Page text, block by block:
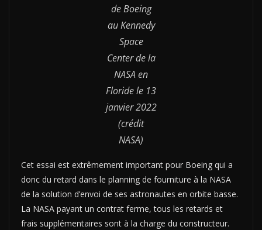
de Boeing
au Kennedy
Space
Center de la
NASA en
Floride le 13
janvier 2022
(crédit
NASA)
Cet essai est extrêmement important pour Boeing qui a
donc du retard dans le planning de fourniture à la NASA
de la solution d’envoi de ses astronautes en orbite basse.
La NASA payant un contrat ferme, tous les retards et
frais supplémentaires sont à la charge du constructeur.